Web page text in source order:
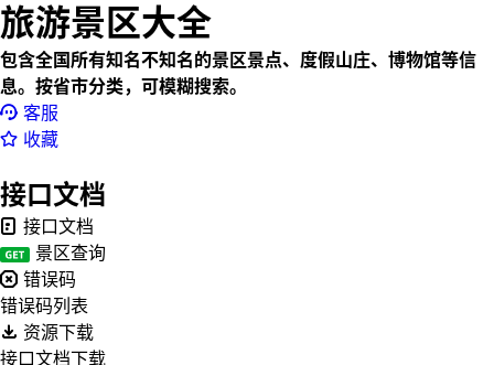
旅游景区大全
包含全国所有知名不知名的景区景点、度假山庄、博物馆等信
息。按省市分类，可模糊搜索。
客服
收藏
接口文档
接口文档
景区查询
错误码
错误码列表
资源下载
接口文档下载